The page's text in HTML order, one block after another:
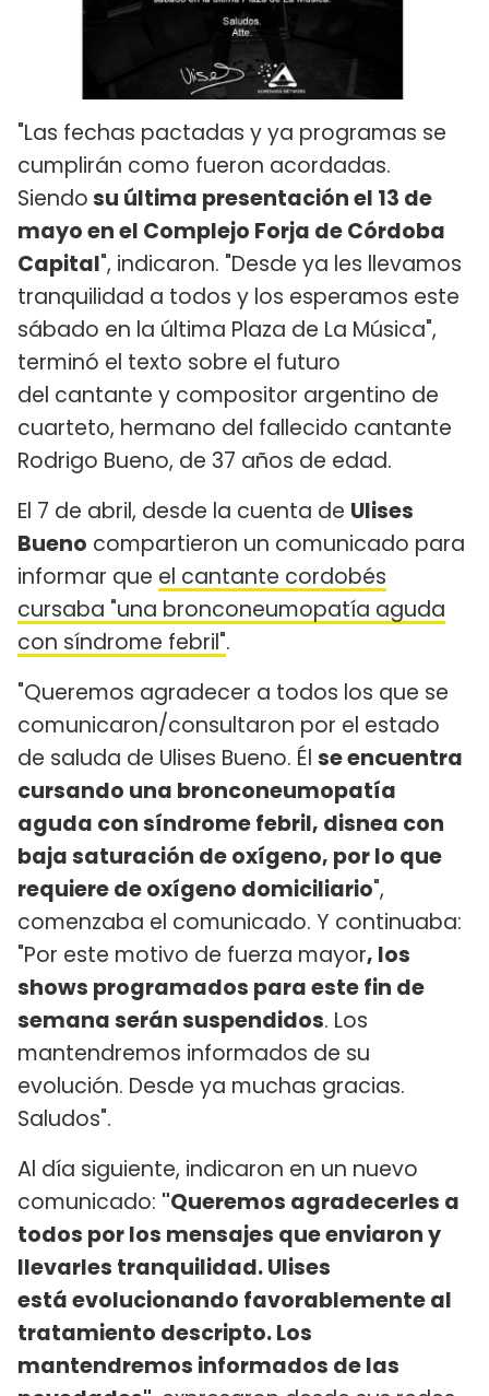
"Las fechas pactadas y ya programas se
cumplirán como fueron acordadas.
Siendosu última presentación el 13 de
mayo en el Complejo Forja de Córdoba
Capital", indicaron. "Desde ya les llevamos
tranquilidad a todos y los esperamos este
sábado en la última Plaza de La Música",
terminó el texto sobre el futuro
del cantante y compositor argentino de
cuarteto, hermano del fallecido cantante
Rodrigo Bueno, de 37 años de edad.
El 7 de abril, desde la cuenta de Ulises
Bueno compartieron un comunicado para
informar que el cantante cordobés
cursaba "una bronconeumopatía aguda
con síndrome febril".
"Queremos agradecer a todos los que se
comunicaron/consultaron por el estado
de saluda de Ulises Bueno. Él se encuentra
cursando una bronconeumopatía
aguda con síndrome febril, disnea con
baja saturación de oxígeno, por lo que
requiere de oxígeno domiciliario",
comenzaba el comunicado. Y continuaba:
"Por este motivo de fuerza mayor, los
shows programados para este fin de
semana serán suspendidos. Los
mantendremos informados de su
evolución. Desde ya muchas gracias.
Saludos".
Al día siguiente, indicaron en un nuevo
comunicado: "Queremos agradecerles a
todos por los mensajes que enviaron y
llevarles tranquilidad. Ulises
está evolucionando favorablemente al
tratamiento descripto. Los
mantendremos informados de las